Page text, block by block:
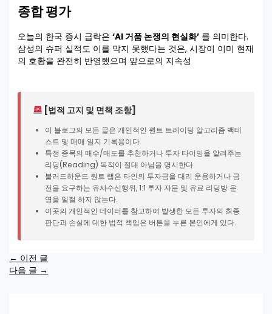
종합 평가
오늘의 한국 증시 급락은‘AI 거품 논쟁의 현실화’ 를 의미한다.
삼성의 슈퍼 실적도 이를 막지 못했다는 것은, 시장이 이미 현재
의 호황을 완전히 반영했으며 앞으로의 지속성
[법적 고지 및 면책 조항]
이 블로그의 모든 글은 개인적인 퀀트 트레이딩 알고리즘 백테
스트 및 매매 일지 기록용이다.
특정 종목의 매수/매도를 추천하거나 투자 타이밍을 알려주는
리딩(Reading) 목적이 절대 아님을 명시한다.
블러드하운드 퀀트 랩은 타인의 투자금을 대리 운용하거나 금
전을 요구하는 유사수신행위, 1:1 투자 자문 및 유료 리딩방 운
영을 일절 하지 않는다.
이곳의 개인적인 데이터를 참고하여 발생한 모든 투자의 최종
판단과 손실에 대한 법적 책임은 버튼을 누른 본인에게 있다.
← 이전 글
다음 글 →